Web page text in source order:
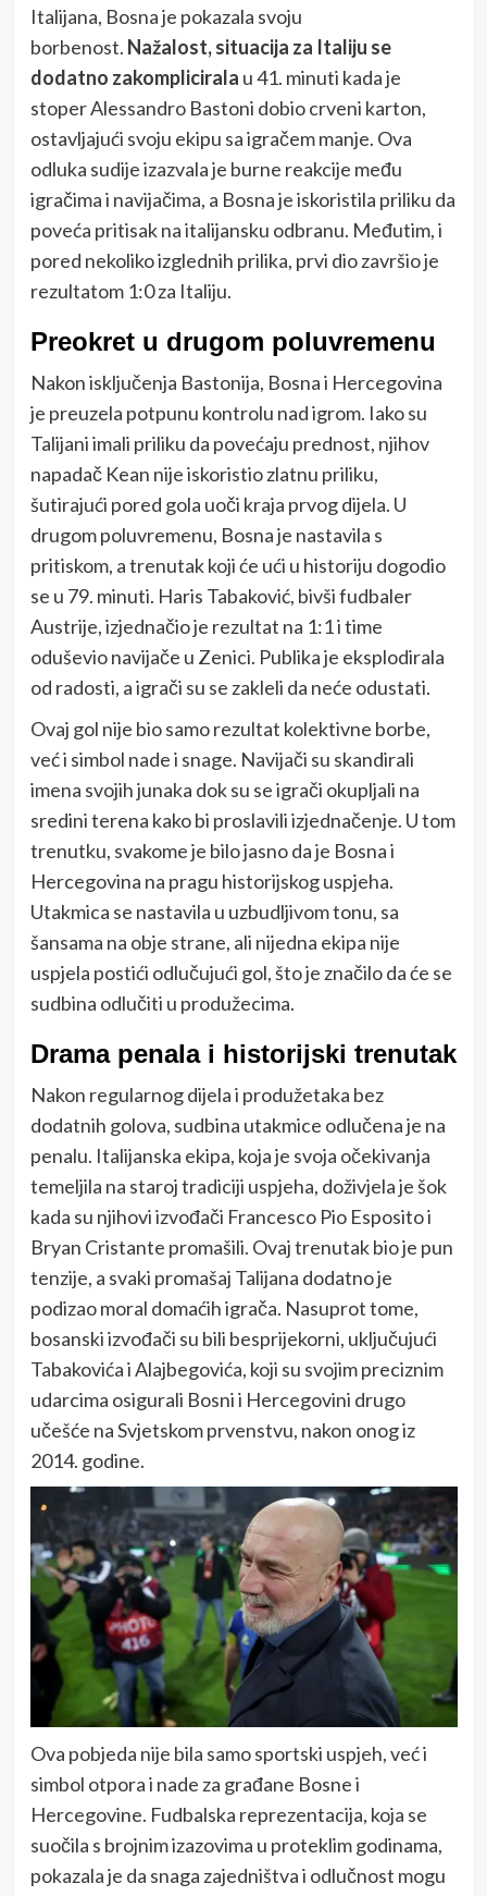
Italijana, Bosna je pokazala svoju
borbenost. Nažalost, situacija za Italiju se
dodatno zakomplicirala u 41. minuti kada je
stoper Alessandro Bastoni dobio crveni karton,
ostavljajući svoju ekipu sa igračem manje. Ova
odluka sudije izazvala je burne reakcije među
igračima i navijačima, a Bosna je iskoristila priliku da
poveća pritisak na italijansku odbranu. Međutim, i
pored nekoliko izglednih prilika, prvi dio završio je
rezultatom 1:0 za Italiju.
Preokret u drugom poluvremenu
Nakon isključenja Bastonija, Bosna i Hercegovina
je preuzela potpunu kontrolu nad igrom. Iako su
Talijani imali priliku da povećaju prednost, njihov
napadač Kean nije iskoristio zlatnu priliku,
šutirajući pored gola uoči kraja prvog dijela. U
drugom poluvremenu, Bosna je nastavila s
pritiskom, a trenutak koji će ući u historiju dogodio
se u 79. minuti. Haris Tabaković, bivši fudbaler
Austrije, izjednačio je rezultat na 1:1 i time
oduševio navijače u Zenici. Publika je eksplodirala
od radosti, a igrači su se zakleli da neće odustati.
Ovaj gol nije bio samo rezultat kolektivne borbe,
već i simbol nade i snage. Navijači su skandirali
imena svojih junaka dok su se igrači okupljali na
sredini terena kako bi proslavili izjednačenje. U tom
trenutku, svakome je bilo jasno da je Bosna i
Hercegovina na pragu historijskog uspjeha.
Utakmica se nastavila u uzbudljivom tonu, sa
šansama na obje strane, ali nijedna ekipa nije
uspjela postići odlučujući gol, što je značilo da će se
sudbina odlučiti u produžecima.
Drama penala i historijski trenutak
Nakon regularnog dijela i produžetaka bez
dodatnih golova, sudbina utakmice odlučena je na
penalu. Italijanska ekipa, koja je svoja očekivanja
temeljila na staroj tradiciji uspjeha, doživjela je šok
kada su njihovi izvođači Francesco Pio Esposito i
Bryan Cristante promašili. Ovaj trenutak bio je pun
tenzije, a svaki promašaj Talijana dodatno je
podizao moral domaćih igrača. Nasuprot tome,
bosanski izvođači su bili besprijekorni, uključujući
Tabakovića i Alajbegovića, koji su svojim preciznim
udarcima osigurali Bosni i Hercegovini drugo
učešće na Svjetskom prvenstvu, nakon onog iz
2014. godine.
Ova pobjeda nije bila samo sportski uspjeh, već i
simbol otpora i nade za građane Bosne i
Hercegovine. Fudbalska reprezentacija, koja se
suočila s brojnim izazovima u proteklim godinama,
pokazala je da snaga zajedništva i odlučnost mogu